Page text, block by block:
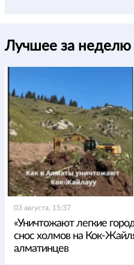
Лучшее за неделю
03 августа, 15:37
«Уничтожают легкие
снос холмов на Кок-
алматинцев